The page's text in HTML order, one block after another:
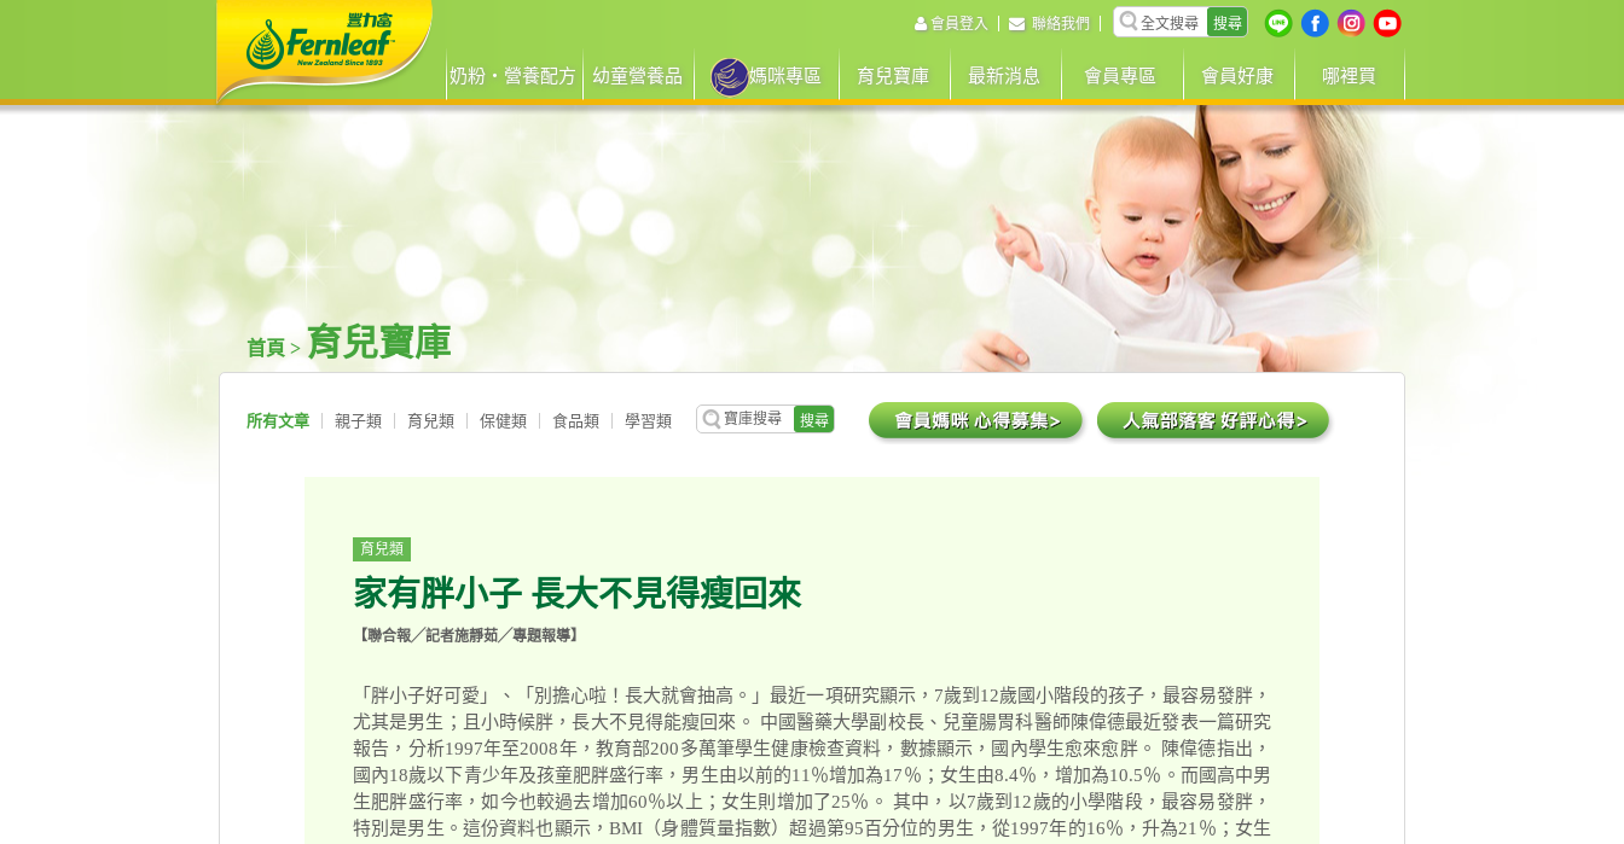
會員登入 聯絡我們 搜尋
奶粉‧營養配方 幼童營養品 媽咪專區 育兒寶庫 最新消息 會員專區 會員好康 哪裡買
首頁 > 育兒寶庫
所有文章 親子類 育兒類 保健類 食品類 學習類 搜尋
育兒類
家有胖小子 長大不見得瘦回來
【聯合報╱記者施靜茹╱專題報導】
「胖小子好可愛」、「別擔心啦！長大就會抽高。」最近一項研究顯示，7歲到12歲國小階段的孩子，最容易發胖，
尤其是男生；且小時候胖，長大不見得能瘦回來。 中國醫藥大學副校長、兒童腸胃科醫師陳偉德最近發表一篇研究
報告，分析1997年至2008年，教育部200多萬筆學生健康檢查資料，數據顯示，國內學生愈來愈胖。 陳偉德指出，
國內18歲以下青少年及孩童肥胖盛行率，男生由以前的11％增加為17％；女生由8.4％，增加為10.5％。而國高中男
生肥胖盛行率，如今也較過去增加60％以上；女生則增加了25％。 其中，以7歲到12歲的小學階段，最容易發胖，
特別是男生。這份資料也顯示，BMI（身體質量指數）超過第95百分位的男生，從1997年的16％，升為21％；女生